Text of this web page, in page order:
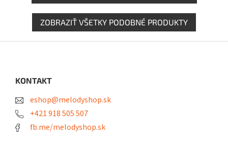
ZOBRAZIŤ VŠETKY PODOBNÉ PRODUKTY
KONTAKT
eshop@melodyshop.sk
+421 918 505 507
fb.me/melodyshop.sk